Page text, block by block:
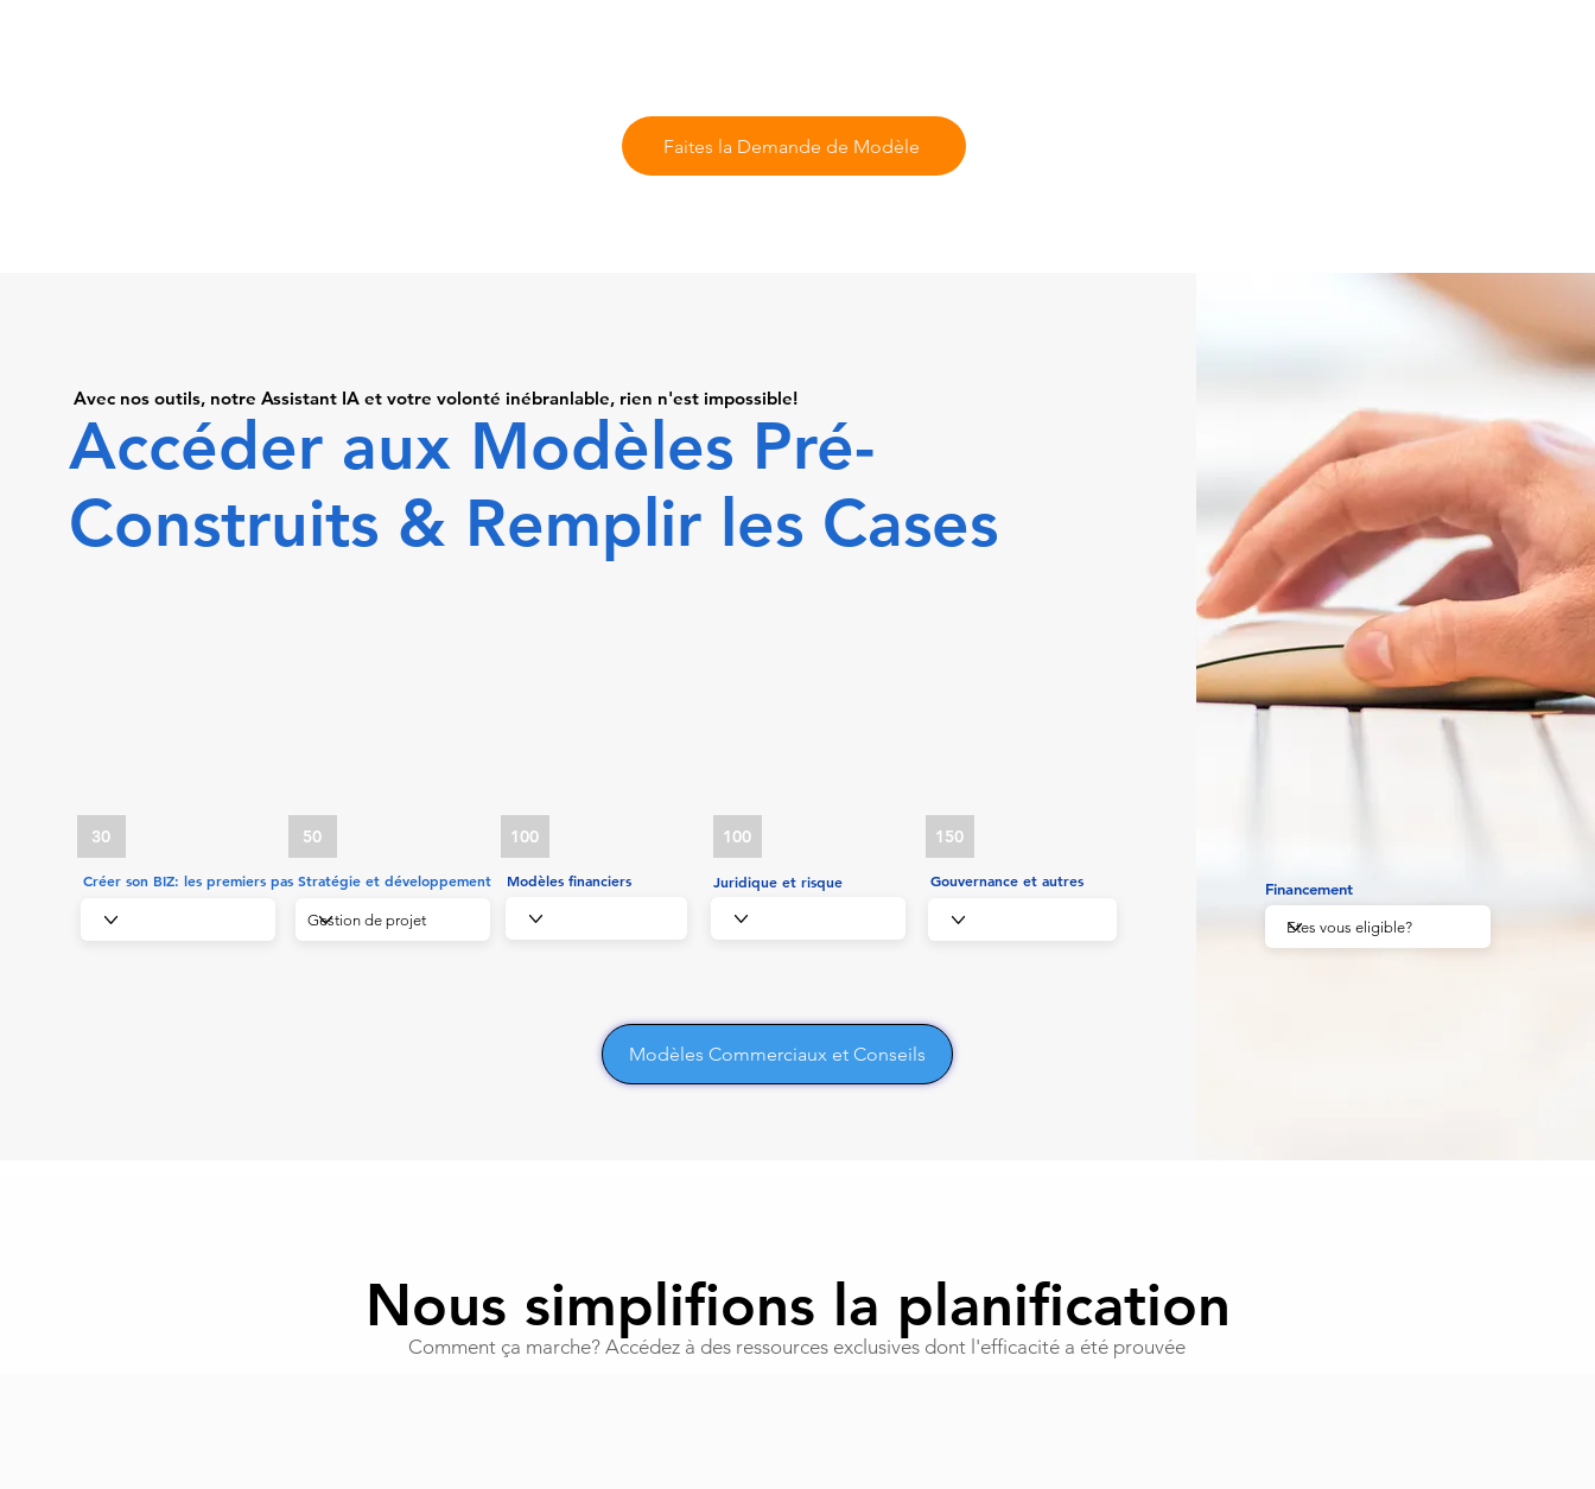
Faites la Demande de Modèle
Avec nos outils, notre Assistant IA et votre volonté inébranlable, rien n'est impossible!
Accéder aux Modèles Pré-
Construits & Remplir les Cases
30 50 100 100 150
Stratégie et développement
Créer son BIZ: les premiers pas Modèles financiers Juridique et risque Gouvernance et autres
Modèles Commerciaux et Conseils
Financement
Nous simplifions la planification
Comment ça marche? Accédez à des ressources exclusives dont l'efficacité a été prouvée